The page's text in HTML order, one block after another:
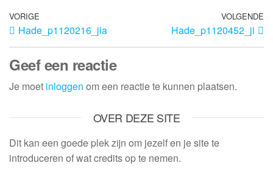
VORIGE
Hade_p1120216_jia
VOLGENDE
Hade_p1120452_ji
Geef een reactie
Je moet inloggen om een reactie te kunnen plaatsen.
OVER DEZE SITE
Dit kan een goede plek zijn om jezelf en je site te
introduceren of wat credits op te nemen.